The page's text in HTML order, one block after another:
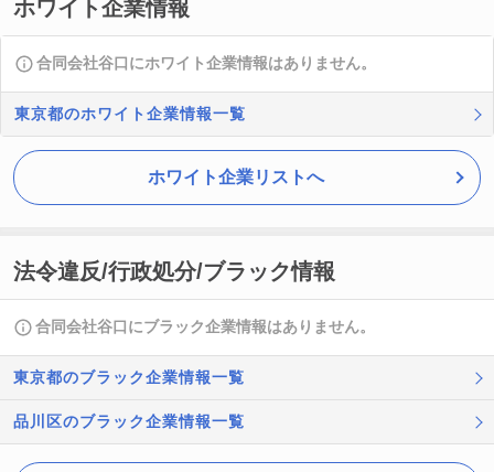
ホワイト企業情報
合同会社谷口にホワイト企業情報はありません。
東京都のホワイト企業情報一覧
ホワイト企業リストへ
法令違反/行政処分/ブラック情報
合同会社谷口にブラック企業情報はありません。
東京都のブラック企業情報一覧
品川区のブラック企業情報一覧